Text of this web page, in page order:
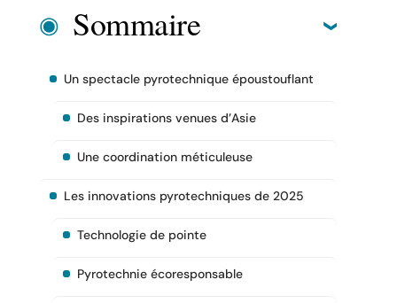
Sommaire
Un spectacle pyrotechnique époustouflant
Des inspirations venues d’Asie
Une coordination méticuleuse
Les innovations pyrotechniques de 2025
Technologie de pointe
Pyrotechnie écoresponsable